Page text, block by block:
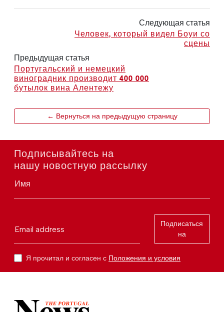
Следующая статья
Человек, который видел Боуи со
сцены
Предыдущая статья
Португальский и немецкий
виноградник производит 400 000
бутылок вина Алентежу
← Вернуться на предыдущую страницу
Подписывайтесь на
нашу новостную рассылку
Имя
Email address
Подписаться
на
Я прочитал и согласен с Положения и условия